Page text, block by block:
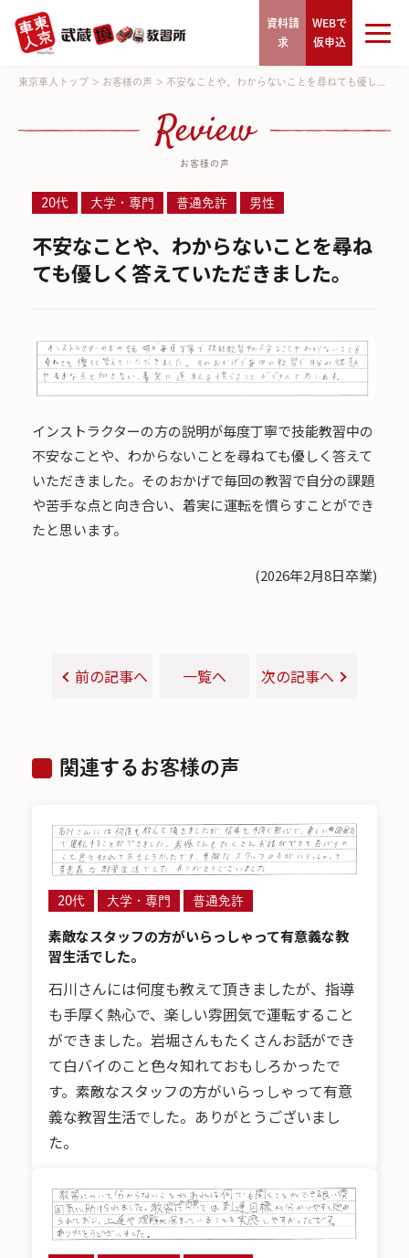
資料請
求
WEBで
仮申込
東京車人トップ > お客様の声 > 不安なことや、わからないことを尋ねても優し...
Review
お客様の声
20代 大学・専門 普通免許 男性
不安なことや、わからないことを尋ね
ても優しく答えていただきました。
インストラクターの方の説明が毎度丁寧で技能教習中の
不安なことや、わからないことを尋ねても優しく答えて
いただきました。そのおかげで毎回の教習で自分の課題
や苦手な点と向き合い、着実に運転を慣らすことができ
たと思います。
(2026年2月8日卒業)
前の記事へ 一覧へ 次の記事へ
関連するお客様の声
20代 大学・専門 普通免許
素敵なスタッフの方がいらっしゃって有意義な教
習生活でした。
石川さんには何度も教えて頂きましたが、指導
も手厚く熱心で、楽しい雰囲気で運転すること
ができました。岩堀さんもたくさんお話ができ
て白バイのこと色々知れておもしろかったで
す。素敵なスタッフの方がいらっしゃって有意
義な教習生活でした。ありがとうございまし
た。